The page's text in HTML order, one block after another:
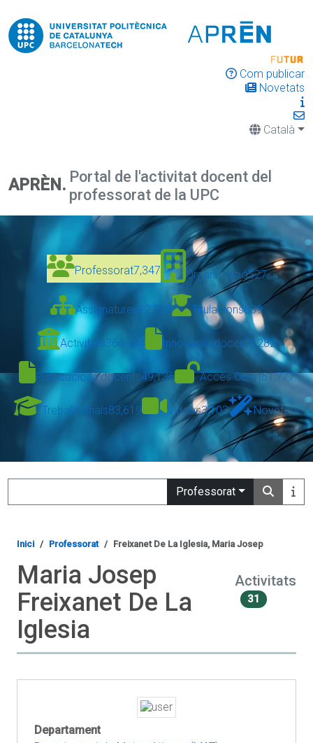
Com publicar
Novetats
Català
APRÈN. Portal de l'activitat docent del
professorat de la UPC
Professorat7,347 Organització327
Assignatures12,328 Titulacions639
Activitats364,434 Innovació docent6,282
Publicacions docents49,136 Accés Obert61,777
Treballs finals83,619 Vídeos3,103 Novetats
Professorat
Inici Professorat Freixanet De La Iglesia, Maria Josep
Maria Josep
Freixanet De La
Iglesia
Activitats
31
Departament